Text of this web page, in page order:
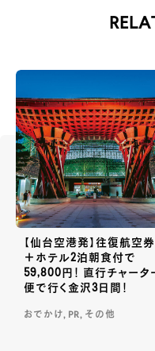
【仙台空港発】往復航空券
＋ホテル2泊朝食付で
59,800円！ 直行チャータ
便で行く金沢3日間！
おでかけ, PR, その他